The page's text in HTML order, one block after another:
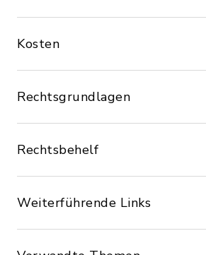
Kosten
Rechtsgrundlagen
Rechtsbehelf
Weiterführende Links